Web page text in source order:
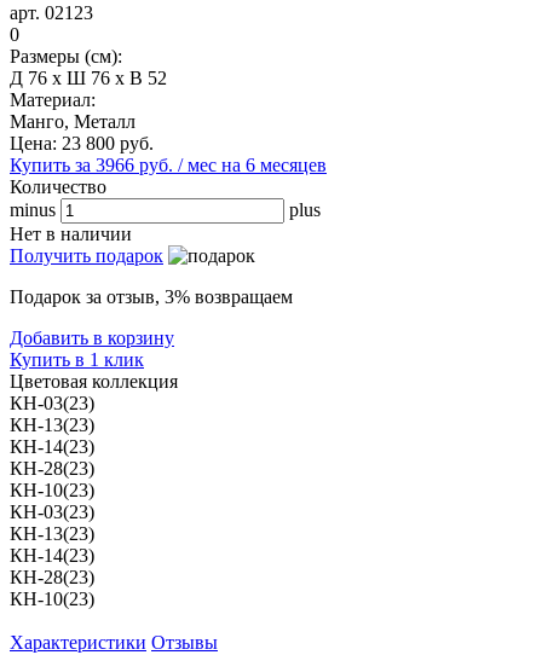
арт. 02123
0
Размеры (см):
Д 76 x Ш 76 x В 52
Материал:
Манго, Металл
Цена: 23 800 руб.
Купить за 3966 руб. / мес на 6 месяцев
Количество
minus
plus
Нет в наличии
Получить подарок
Подарок за отзыв, 3% возвращаем
Добавить в корзину
Купить в 1 клик
Цветовая коллекция
КН-03(23)
КН-13(23)
КН-14(23)
КН-28(23)
КН-10(23)
КН-03(23)
КН-13(23)
КН-14(23)
КН-28(23)
КН-10(23)
Характеристики Отзывы